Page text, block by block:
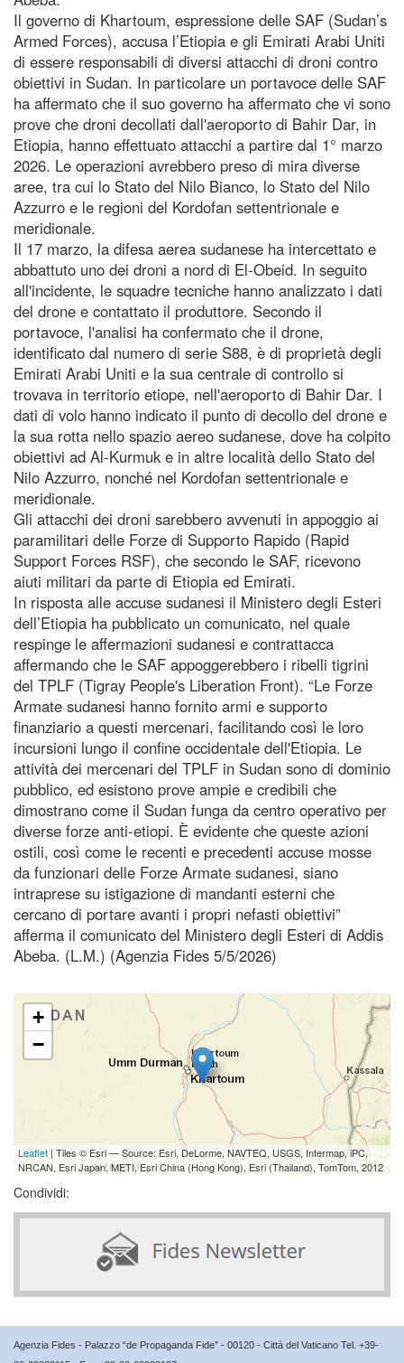
Il governo di Khartoum, espressione delle SAF (Sudan’s
Armed Forces), accusa l’Etiopia e gli Emirati Arabi Uniti
di essere responsabili di diversi attacchi di droni contro
obiettivi in Sudan. In particolare un portavoce delle SAF
ha affermato che il suo governo ha affermato che vi sono
prove che droni decollati dall'aeroporto di Bahir Dar, in
Etiopia, hanno effettuato attacchi a partire dal 1° marzo
2026. Le operazioni avrebbero preso di mira diverse
aree, tra cui lo Stato del Nilo Bianco, lo Stato del Nilo
Azzurro e le regioni del Kordofan settentrionale e
meridionale.
Il 17 marzo, la difesa aerea sudanese ha intercettato e
abbattuto uno dei droni a nord di El-Obeid. In seguito
all'incidente, le squadre tecniche hanno analizzato i dati
del drone e contattato il produttore. Secondo il
portavoce, l'analisi ha confermato che il drone,
identificato dal numero di serie S88, è di proprietà degli
Emirati Arabi Uniti e la sua centrale di controllo si
trovava in territorio etiope, nell'aeroporto di Bahir Dar. I
dati di volo hanno indicato il punto di decollo del drone e
la sua rotta nello spazio aereo sudanese, dove ha colpito
obiettivi ad Al-Kurmuk e in altre località dello Stato del
Nilo Azzurro, nonché nel Kordofan settentrionale e
meridionale.
Gli attacchi dei droni sarebbero avvenuti in appoggio ai
paramilitari delle Forze di Supporto Rapido (Rapid
Support Forces RSF), che secondo le SAF, ricevono
aiuti militari da parte di Etiopia ed Emirati.
In risposta alle accuse sudanesi il Ministero degli Esteri
dell’Etiopia ha pubblicato un comunicato, nel quale
respinge le affermazioni sudanesi e contrattacca
affermando che le SAF appoggerebbero i ribelli tigrini
del TPLF (Tigray People's Liberation Front). “Le Forze
Armate sudanesi hanno fornito armi e supporto
finanziario a questi mercenari, facilitando così le loro
incursioni lungo il confine occidentale dell'Etiopia. Le
attività dei mercenari del TPLF in Sudan sono di dominio
pubblico, ed esistono prove ampie e credibili che
dimostrano come il Sudan funga da centro operativo per
diverse forze anti-etiopi. È evidente che queste azioni
ostili, così come le recenti e precedenti accuse mosse
da funzionari delle Forze Armate sudanesi, siano
intraprese su istigazione di mandanti esterni che
cercano di portare avanti i propri nefasti obiettivi”
afferma il comunicato del Ministero degli Esteri di Addis
Abeba. (L.M.) (Agenzia Fides 5/5/2026)
+
−
Leaflet | Tiles © Esri — Source: Esri, DeLorme, NAVTEQ, USGS, Intermap, iPC,
NRCAN, Esri Japan, METI, Esri China (Hong Kong), Esri (Thailand), TomTom, 2012
Condividi:
Agenzia Fides - Palazzo “de Propaganda Fide” - 00120 - Città del Vaticano Tel. +39-